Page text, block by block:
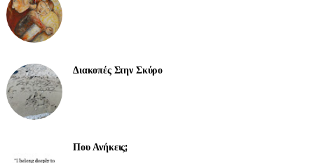
Διακοπές Στην Σκύρο
Που Ανήκεις;